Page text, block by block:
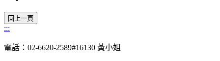
:::
電話：02-6620-2589#16130 黃小姐